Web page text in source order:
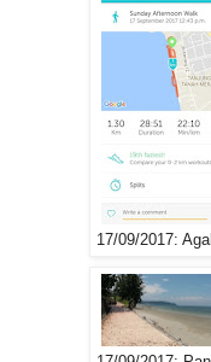
17/09/2017: